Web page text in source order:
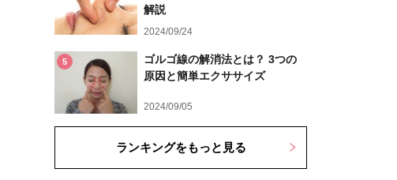
解説
2024/09/24
5
ゴルゴ線の解消法とは？ 3つの
原因と簡単エクササイズ
2024/09/05
ランキングをもっと見る